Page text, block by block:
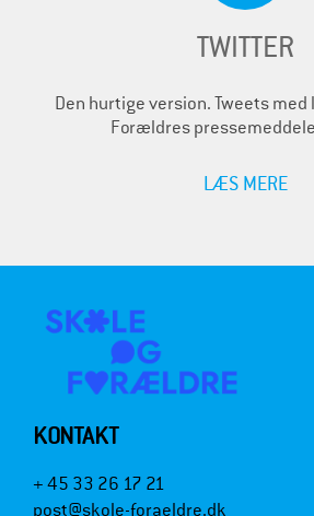
TWITTER
Den hurtige version. Tweets
Forældres
LÆS MERE
KONTAKT
+ 45 33 26 17 21
post@skole-foraeldre.dk